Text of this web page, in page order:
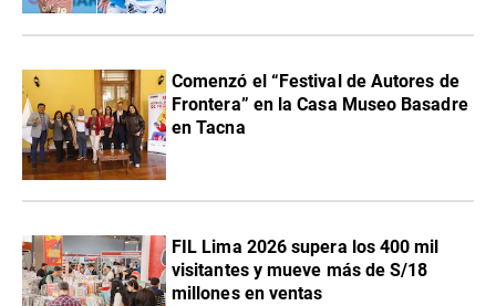
Comenzó el “Festival de Autores de
Frontera” en la Casa Museo Basadre
en Tacna
FIL Lima 2026 supera los 400 mil
visitantes y mueve más de S/18
millones en ventas